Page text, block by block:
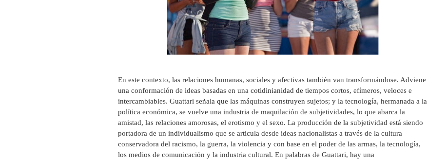
En este contexto, las relaciones humanas, sociales y afectivas también van transformándose. Adviene
una conformación de ideas basadas en una cotidinianidad de tiempos cortos, efímeros, veloces e
intercambiables. Guattari señala que las máquinas construyen sujetos; y la tecnología, hermanada a la
política económica, se vuelve una industria de maquilación de subjetividades, lo que abarca la
amistad, las relaciones amorosas, el erotismo y el sexo. La producción de la subjetividad está siendo
portadora de un individualismo que se articula desde ideas nacionalistas a través de la cultura
conservadora del racismo, la guerra, la violencia y con base en el poder de las armas, la tecnología,
los medios de comunicación y la industria cultural. En palabras de Guattari, hay una